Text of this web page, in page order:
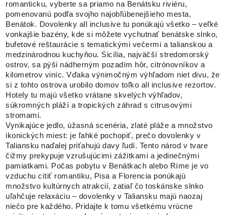
romanticku, vyberte sa priamo na Benátsku riviéru,
pomenovanú podľa svojho najobľúbenejšieho mesta,
Benátok. Dovolenky all inclusive tu ponúkajú všetko – veľké
vonkajšie bazény, kde si môžete vychutnať benátske slnko,
bufetové reštaurácie s tematickými večermi a talianskou a
medzinárodnou kuchyňou. Sicília, najväčší stredomorský
ostrov, sa pýši nádherným pozadím hôr, citrónovníkov a
kilometrov viníc. Vďaka výnimočným výhľadom niet divu, že
si z tohto ostrova urobilo domov toľko all inclusive rezortov.
Hotely tu majú všetko vrátane skvelých výhľadov,
súkromných pláží a tropických záhrad s citrusovými
stromami.
Vynikajúce jedlo, úžasná scenéria, zlaté pláže a množstvo
ikonických miest: je ľahké pochopiť, prečo dovolenky v
Taliansku naďalej priťahujú davy ľudí. Tento národ v tvare
čižmy prekypuje vzrušujúcimi zážitkami a jedinečnými
pamiatkami. Počas pobytu v Benátkach alebo Ríme je vo
vzduchu cítiť romantiku, Pisa a Florencia ponúkajú
množstvo kultúrnych atrakcií, zatiaľ čo toskánske slnko
uľahčuje relaxáciu – dovolenky v Taliansku majú naozaj
niečo pre každého. Pridajte k tomu všetkému vrúcne